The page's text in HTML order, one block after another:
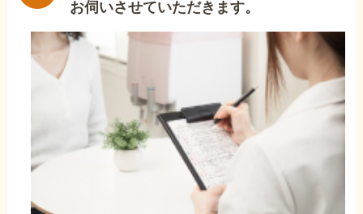
お伺いさせていただきます。